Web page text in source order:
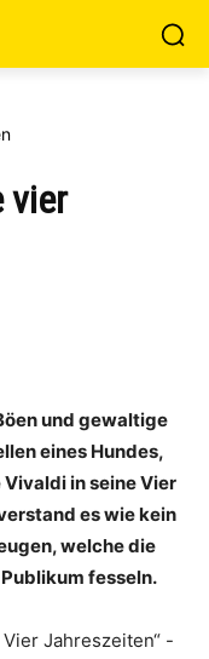
vier
und gewaltige
eines Hundes,
in seine Vier
es wie kein
welche die
fesseln.
Jahreszeiten“ -